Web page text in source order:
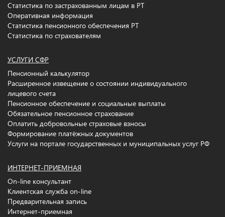
Статистика по застрахованным лицам в РТ
Оперативная информация
Статистика пенсионного обеспечения РТ
Статистика по страхователям
УСЛУГИ СФР
Пенсионный калькулятор
Расширенное извещение о состоянии индивидуального
лицевого счета
Пенсионное обеспечение и социальные выплаты
Обязательное пенсионное страхование
Оплатить добровольные страховые взносы
Формирование платёжных документов
Услуги на портале государственных и муниципальных услуг РФ
ИНТЕРНЕТ-ПРИЕМНАЯ
On-line консультант
Клиентская служба on-line
Предварительная запись
Интернет-приемная